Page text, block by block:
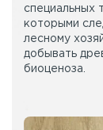
специальных
которыми
лесному
добывать
биоценоза.